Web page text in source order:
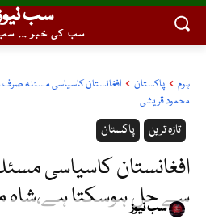
سب
سب کی خبر ... سب
ہوم پاکستان
افغانستان کاسیاسی مسئلہ
محمود قریشی
پاکستان تازہ ترین
افغانستان کاسیاسی
سے حل ہوسکتا ہے،شاہ
سب نیوز